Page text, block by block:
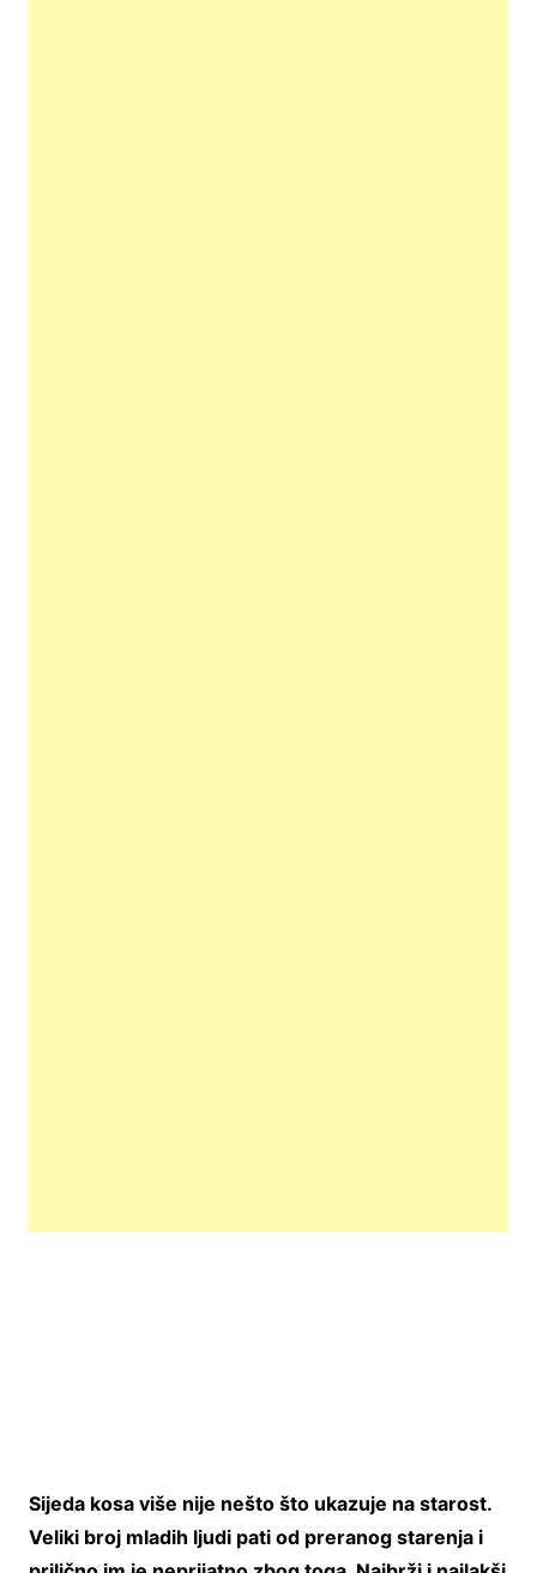
Sijeda kosa više nije nešto što ukazuje na starost.
Veliki broj mladih ljudi pati od preranog starenja i